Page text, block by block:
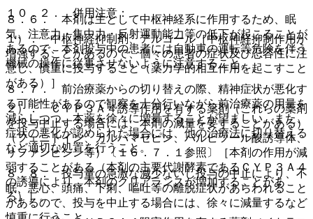
１０．２． 併用注意：
１）． 中枢神経抑制剤、アルコール［中枢神経抑制作用が
増強することがあるので、個々の患者の症状及び忍容性に注
意し、慎重に投与すること（薬力学的相互作用を起こすこと
がある）］。
２）． ＣＹＰ３Ａ４誘導作用を有する薬剤（これらの薬剤
を投与中止する場合には、本剤の減量を要することがある）
（フェニトイン、カルバマゼピン、バルビツール酸誘導体、
リファンピシン等）〔１６．７．１参照〕［本剤の作用が減
弱することがある（本剤の主要代謝酵素であるＣＹＰ３Ａ４
の誘導により、本剤のクリアランスが増加することがあ
る）］。
８．６． 本剤は主として中枢神経系に作用するため、眠
気、注意力・集中力・反射運動能力等の低下が起こることが
あるので、本剤投与中の患者には自動車の運転等危険を伴う
機械の操作に従事させないように注意すること。
８．７． 前治療薬からの切り替えの際、精神症状が悪化す
る可能性があるので観察を十分行いながら前治療薬の用量を
減らしつつ、本薬を徐々に増量することが望ましい。また、
症状の悪化が認められた場合には、他の治療法に切り替える
など適切な処置を行うこと。
８．８． 投与量の急激な減少ないし投与の中止により、不
眠、悪心、頭痛、下痢、嘔吐等の離脱症状があらわれること
があるので、投与を中止する場合には、徐々に減量するなど